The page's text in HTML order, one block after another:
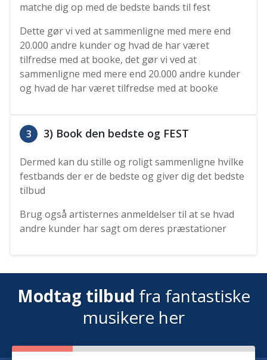
matche dig op med de bedste bands til fest
Dette gør vi ved at sammenligne med mere end
20.000 andre kunder og hvad de har været
tilfredse med at booke, det gør vi ved at
sammenligne med mere end 20.000 andre kunder
og hvad de har været tilfredse med at booke
3 3) Book den bedste og FEST
Dermed kan du stille og roligt sammenligne hvilke
festbands der er de bedste og giver dig det bedste
tilbud
Brug også artisternes anmeldelser til at se hvad
andre kunder har sagt om deres præstationer
Modtag tilbud fra fantastiske
musikere her